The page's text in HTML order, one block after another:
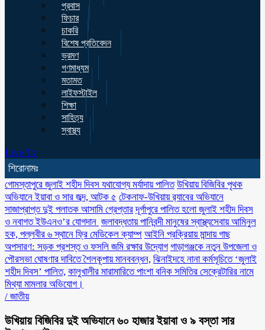
প্রবাস
ফিচার
চাকরি
বিশেষ প্রতিবেদন
ভ্রমণ
গণমাধ্যম
মতামত
লাইফস্টাইল
শিক্ষা
সাহিত্য
স্বাস্থ্য
Live Tv
শিরোনামঃ
গোমস্তাপুরে জুলাই শহীদ দিবস যথাযোগ্য মর্যাদায় পালিত উখিয়ায় বিজিবির পৃথক
অভিযানে ইয়াবা ও সার জব্দ, আটক ৫ টেকনাফ-উখিয়ায় র‌্যাবের অভিযানে
সাজাপ্রাপ্ত দুই পলাতক আসামি গ্রেপ্তার ‎দূর্গাপুরে পালিত হলো জুলাই শহীদ দিবস
ও নবাগত ইউএনও’র যোগদান ‎ জলাবদ্ধতায় পানিবন্দী মানুষের স্বাস্থ্যসেবায় আমিনুল
হক, পল্লবীর ৬ স্থানে ফ্রি মেডিকেল ক্যাম্প আইনি প্রক্রিয়ায় মান্দায় গাছ
অপসারণ: সড়ক প্রশস্ত ও ফসলি জমি রক্ষার উদ্যোগ গাড়াগঞ্জকে নতুন উপজেলা ও
পৌরসভা ঘোষণার দাবিতে শৈলকূপায় মানববন্ধন, ঝিনাইদহে নানা কর্মসূচিতে ‘জুলাই
শহীদ দিবস’ পালিত, কালুখালীর মারামারিতে পাংশা বনিক সমিতির সেক্রেটারির নামে
মিথ্যা মামলার অভিযোগ।
/ জাতীয়
উখিয়ায় বিজিবির দুই অভিযানে ৬০ হাজার ইয়াবা ও ৯ বস্তা সার